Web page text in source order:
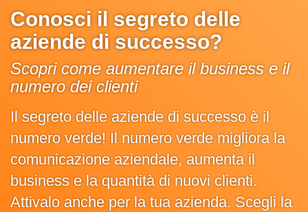
Conosci il segreto delle
aziende di successo?
Scopri come aumentare il business e il
numero dei clienti
Il segreto delle aziende di successo è il
numero verde! Il numero verde migliora la
comunicazione aziendale, aumenta il
business e la quantità di nuovi clienti.
Attivalo anche per la tua azienda. Scegli la